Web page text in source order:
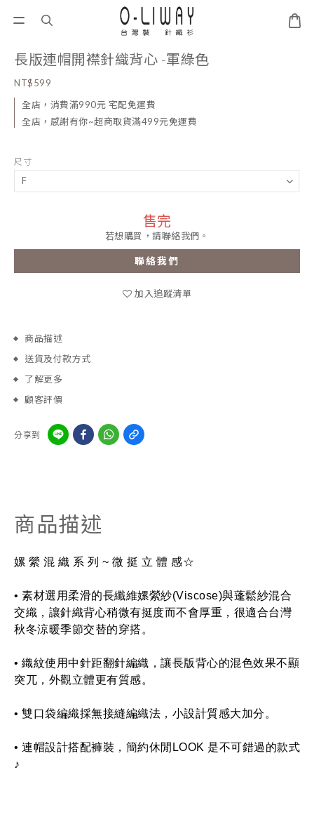
長版連帽開襟針織背心 -軍綠色
NT$599
全店，消費滿990元 宅配免運費
全店，感謝有你~超商取貨滿499元免運費
尺寸
售完
若想購買，請聯絡我們。
聯絡我們
加入追蹤清單
商品描述
送貨及付款方式
了解更多
顧客評價
分享到
商品描述
嫘 縈 混 織 系 列 ~ 微 挺 立 體 感☆
• 素材選用柔滑的長纖維嫘縈紗(Viscose)與蓬鬆紗混合
交織，讓針織背心稍微有挺度而不會厚重，很適合台灣
秋冬涼暖季節交替的穿搭。
• 織紋使用中針距翻針編織，讓長版背心的混色效果不顯
突兀，外觀立體更有質感。
• 雙口袋編織採無接縫編織法，小設計質感大加分。
• 連帽設計搭配褲裝 ， 簡約休閒LOOK 是不可錯過的款式
♪